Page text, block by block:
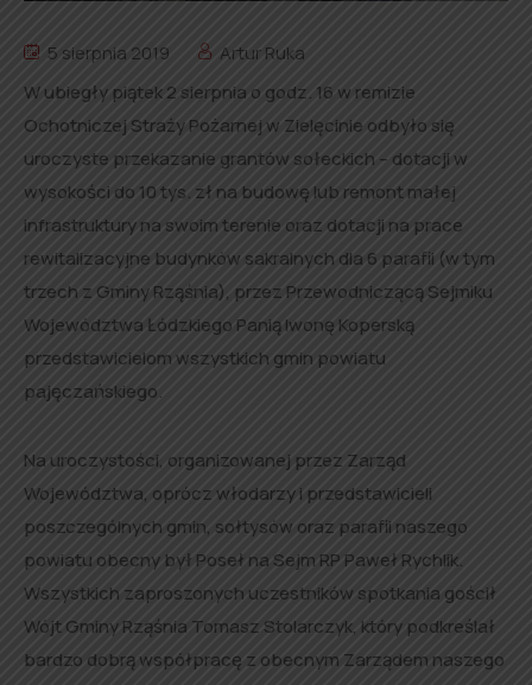
5 sierpnia 2019
Artur Ruka
W ubiegły piątek 2 sierpnia o godz. 16 w remizie
Ochotniczej Straży Pożarnej w Zielęcinie odbyło się
uroczyste przekazanie grantów sołeckich – dotacji w
wysokości do 10 tys. zł na budowę lub remont małej
infrastruktury na swoim terenie oraz dotacji na prace
rewitalizacyjne budynków sakralnych dla 6 parafii (w tym
trzech z Gminy Rząśnia), przez Przewodniczącą Sejmiku
Województwa Łódzkiego Panią Iwonę Koperską
przedstawicielom wszystkich gmin powiatu
pajęczańskiego.
Na uroczystości, organizowanej przez Zarząd
Województwa, oprócz włodarzy i przedstawicieli
poszczególnych gmin, sołtysów oraz parafii naszego
powiatu obecny był Poseł na Sejm RP Paweł Rychlik.
Wszystkich zaproszonych uczestników spotkania gościł
Wójt Gminy Rząśnia Tomasz Stolarczyk, który podkreślał
bardzo dobrą współpracę z obecnym Zarządem naszego